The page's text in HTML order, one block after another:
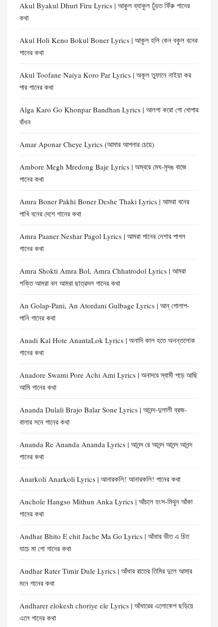
Akul Byakul Dhurt Firu Lyrics | আকুল ব্যাকুল ঢুঁড়ত ফিঁরু গানের
কথা
Akul Holi Keno Bokul Boner Lyrics | আকুল হলি কেন বকুল বনের
গানের কথা
Akul Toofane Naiya Koro Par Lyrics | অকূল তুফানে নাইয়া কর
পার গানের কথা
Alga Karo Go Khonpar Bandhan Lyrics | আলগা করো গো খোপার
বাঁধন
Amar Aponar Cheye Lyrics (আমার আপনার চেয়ে)
Ambore Megh Mredong Baje Lyrics | অম্বরে মেঘ-মৃদঙ বাজে
গানের কথা
Amra Boner Pakhi Boner Deshe Thaki Lyrics | আমরা বনের
পাখি বনের দেশে গানের কথা
Amra Paaner Neshar Pagol Lyrics | আমরা পানের নেশার পাগল
গানের কথা
Amra Shokti Amra Bol, Amra Chhatrodol Lyrics | আমরা
শক্তি আমরা বল আমরা ছাত্রদল গানের কথা
An Golap-Pani, An Atordani Gulbage Lyrics | আন্ গোলাপ-
পানি গানের কথা
Anadi Kal Hote AnantaLok Lyrics | অনাদি কাল হতে অনন্তলোক
গানের কথা
Anadore Swami Pore Achi Ami Lyrics | অনাদরে স্বামী পড়ে আছি
আমি গানের কথা
Ananda Dulali Brajo Balar Sone Lyrics | আনন্দ-দুলালী ব্রজ-
বালার সনে গানের কথা
Ananda Re Ananda Ananda Lyrics | আনন্দ রে আনন্দ আনন্দ আনন্দ
গানের কথা
Anarkoli Anarkoli Lyrics | আনারকলি! আনারকলি! গানের কথা
Anchole Hangso Mithun Anka Lyrics | আঁচলে হংস-মিথুন আঁকা
গানের কথা
Andhar Bhito E chit Jache Ma Go Lyrics | আঁধার ভীত এ চিত
যাচে মা গো গানের কথা
Andhar Rater Timir Dule Lyrics | আঁধার রাতের তিমির দুলে আমার
মনে গানের কথা
Andharer elokesh choriye ele Lyrics | আঁধারের এলোকেশ ছড়িয়ে
এলে গানের কথা